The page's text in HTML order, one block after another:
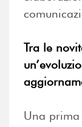
Tra le
Una prima